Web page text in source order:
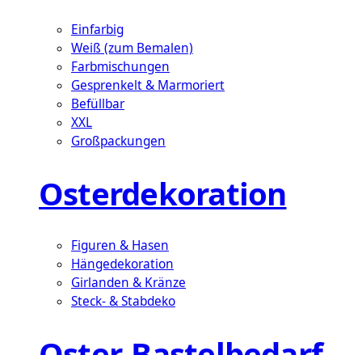
Einfarbig
Weiß (zum Bemalen)
Farbmischungen
Gesprenkelt & Marmoriert
Befüllbar
XXL
Großpackungen
Osterdekoration
Figuren & Hasen
Hängedekoration
Girlanden & Kränze
Steck- & Stabdeko